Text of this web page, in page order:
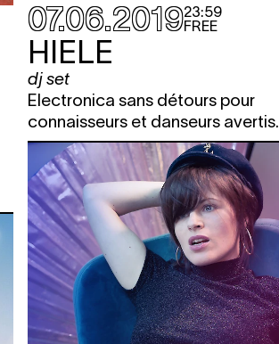
07.06.201923:59
FREE
HIELE
dj set
Electronica sans détours pour
connaisseurs et danseurs avertis.